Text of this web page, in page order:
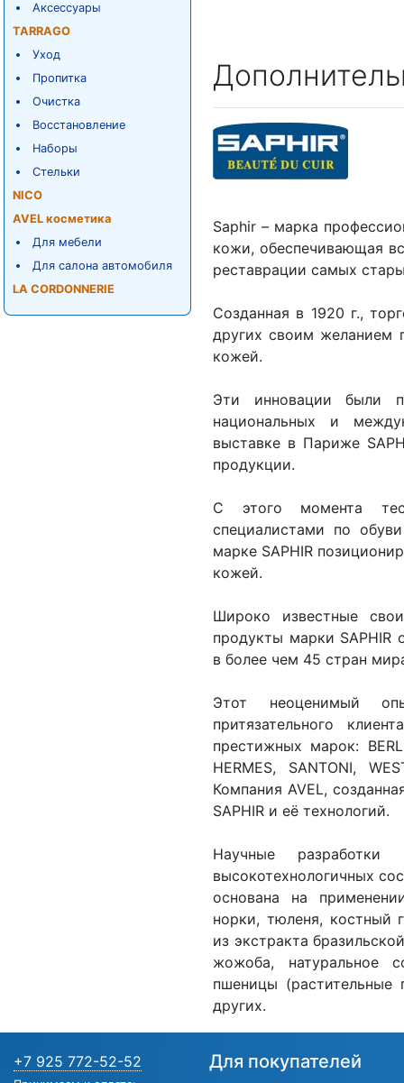
Аксессуары
TARRAGO
Уход
Пропитка
Очистка
Восстановление
Наборы
Стельки
NICO
AVEL косметика
Для мебели
Для салона автомобиля
LA CORDONNERIE
Saphir – марка
кожи, обеспечивающая
реставрации самых
Созданная в 1920 г.,
других своим желанием
кожей.
Эти инновации были
национальных и
выставке в Париже
продукции.
С этого момента
специалистами по
марке SAPHIR
кожей.
Широко известные
продукты марки SAPHIR
в более чем 45 стран
Этот неоценимый
притязательного
престижных марок:
HERMES, SANTONI,
Компания AVEL,
SAPHIR и её технологий.
Научные
высокотехнологичных
основана на
норки, тюленя, костный
из экстракта
жожоба, натуральное
пшеницы (растительные
других.
+7 925 772-52-52 Для покупателей